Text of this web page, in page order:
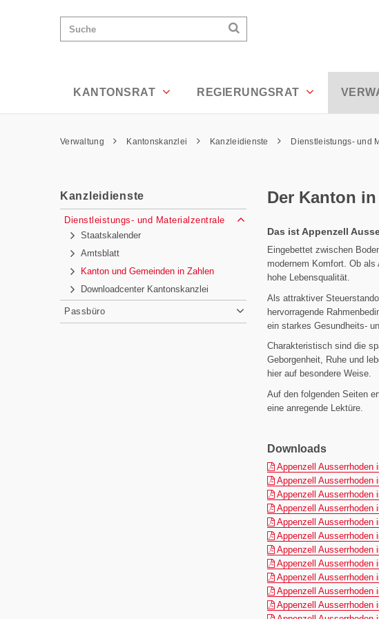
Suchen
KANTONSRAT
REGIERUNGSRAT
Inhalt
Pfadnavigation
Verwaltung Kantonskanzlei Kanzleidienste Dienstleistungs- und
Kanzleidienste
Subnavigation
Dienstleistungs- und Materialzentrale
Staatskalender
Amtsblatt
Kanton und Gemeinden in Zahlen
Downloadcenter Kantonskanzlei
Passbüro
Der Kanton
Das ist Appenzell
Eingebettet zwischen
modernem Komfort. Ob
hohe Lebensqualität.
Als attraktiver
hervorragende
ein starkes Gesundheits-
Charakteristisch sind die
Geborgenheit, Ruhe und
hier auf besondere Weise.
Auf den folgenden Seiten
eine anregende Lektüre.
Downloads
Appenzell Ausserrhoden
Appenzell Ausserrhoden
Appenzell Ausserrhoden
Appenzell Ausserrhoden
Appenzell Ausserrhoden
Appenzell Ausserrhoden
Appenzell Ausserrhoden
Appenzell Ausserrhoden
Appenzell Ausserrhoden
Appenzell Ausserrhoden
Appenzell Ausserrhoden